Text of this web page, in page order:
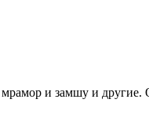
и замшу и